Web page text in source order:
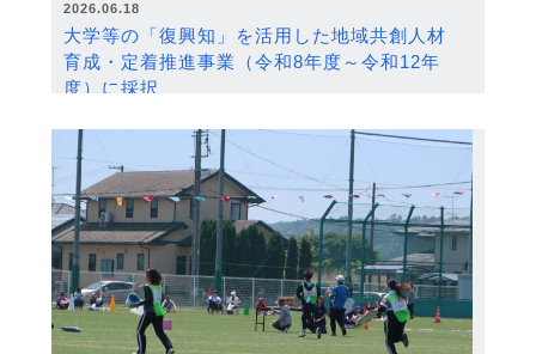
2026.06.18
大学等の「復興知」を活用した地域共創人材
育成・定着推進事業（令和8年度～令和12年
度）に採択